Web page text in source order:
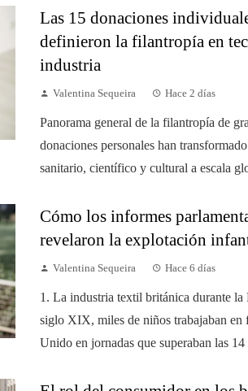
Las 15 donaciones
definieron la filantropía en
industria
Valentina Sequeira Hace 2 días
Panorama general de la filantropía de
donaciones personales han
sanitario, científico y cultural a escala
Cómo los informes
revelaron la explotación
Valentina Sequeira Hace 6 días
1. La industria textil británica durante
siglo XIX, miles de niños trabajaban en
Unido en jornadas que superaban las 14